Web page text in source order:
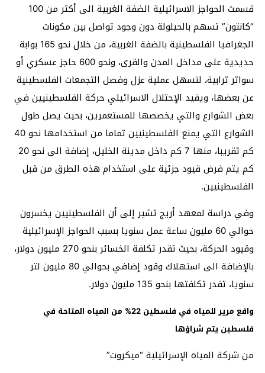
قسمت الحواجز الاسرائيلية الضفة الغربية الى أكثر من 100
“كانتون” تسهم بالحيلولة دون وجود تواصل بين مكونات
الجغرافيا الفلسطينية بالضفة الغربية، من خلال نحو 165 بوابة
حديدية على مداخل المدن والقرى، ونحو 600 حاجز عسكري أو
سواتر ترابية، لتسهل عملية عزل وفصل التجمعات الفلسطينية
عن بعضها، ويقيد الإحتلال الاسرائيلي حركة الفلسطينيين في
بعض الشوارع والتي يخصصها للمستعمرين، بحيث يصل طول
الشوارع التي يمنع الفلسطينيين تماما من استخدامها نحو 40
كم تقريبا، منها 7 كم داخل مدينة الخليل، إضافة الى نحو 20
كم يتم فرض قيود جزئية على استخدام هذه الطرق من قبل
الفلسطينيين.
وفي دراسة لمعهد أريج تشير إلى أن الفلسطينيين يخسرون
حوالي 60 مليون ساعة عمل سنويا بسبب الحواجز الإسرائيلية
وقيود الحركة، بحيث تقدر تكلفة الخسائر بنحو 270 مليون دولار،
بالإضافة الى استهلاك وقود إضافي بحوالي 80 مليون لتر
سنويا، تقدر تكلفتها بنحو 135 مليون دولار.
واقع مرير للمياه في فلسطين 22% من المياه المتاحة في
فلسطين يتم شراؤها
من شركة المياه الإسرائيلية “ميكروت”